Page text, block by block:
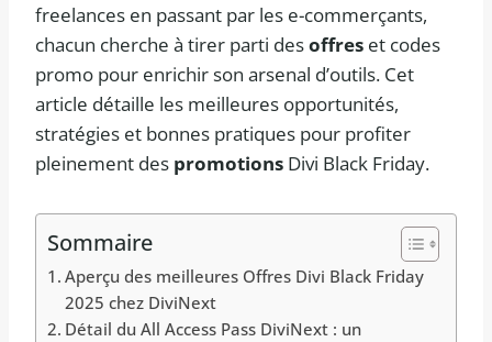
freelances en passant par les e-commerçants,
chacun cherche à tirer parti desoffres et codes
promo pour enrichir son arsenal d’outils. Cet
article détaille les meilleures opportunités,
stratégies et bonnes pratiques pour profiter
pleinement des promotions Divi Black Friday.
Sommaire
Aperçu des meilleures Offres Divi Black Friday
2025 chez DiviNext
Détail du All Access Pass DiviNext : un